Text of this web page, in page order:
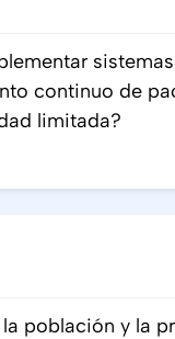
continuo de
limitada?
población y la